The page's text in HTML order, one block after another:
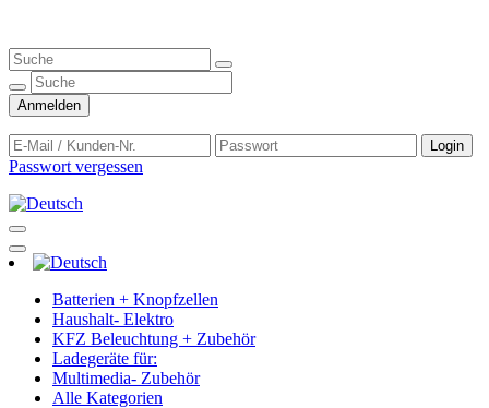
Anmelden
Login
Passwort vergessen
Batterien + Knopfzellen
Haushalt- Elektro
KFZ Beleuchtung + Zubehör
Ladegeräte für:
Multimedia- Zubehör
Alle Kategorien